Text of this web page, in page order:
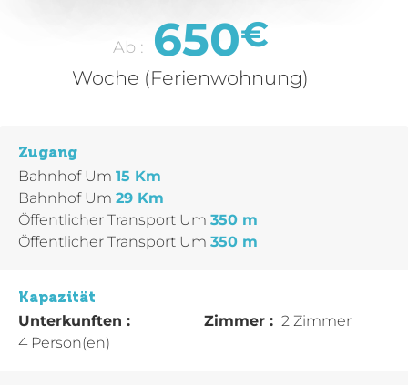
Ab : 650€
Woche (Ferienwohnung)
Zugang
BahnhofUm 15 Km
BahnhofUm 29 Km
Öffentlicher Transport Um 350 m
Öffentlicher Transport Um 350 m
Kapazität
Unterkunften :
4 Person(en)
Zimmer : 2 Zimmer